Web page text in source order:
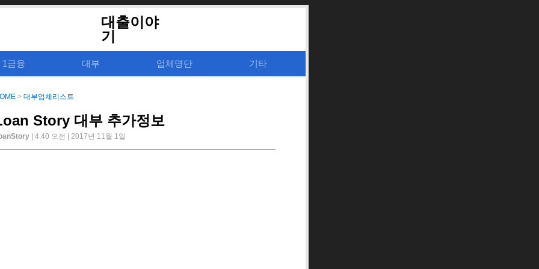
대출이야
기
1금융 대부 업체명단 기타
> 대부업체리스트
Story 대부 추가정보
| 4:40 오전 | 2017년 11월 1일